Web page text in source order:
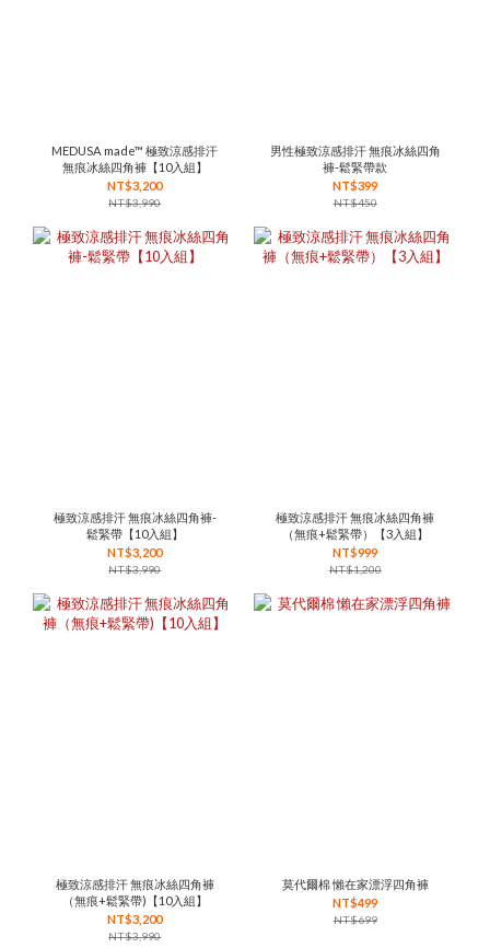
MEDUSA made™ 極致涼感排汗
無痕冰絲四角褲【10入組】
NT$3,200
NT$3,990
男性極致涼感排汗 無痕冰絲四角
褲-鬆緊帶款
NT$399
NT$450
極致涼感排汗 無痕冰絲四角褲-
鬆緊帶【10入組】
NT$3,200
NT$3,990
極致涼感排汗 無痕冰絲四角褲
（無痕+鬆緊帶）【3入組】
NT$999
NT$1,200
極致涼感排汗 無痕冰絲四角褲
（無痕+鬆緊帶)【10入組】
NT$3,200
NT$3,990
莫代爾棉 懶在家漂浮四角褲
NT$499
NT$699